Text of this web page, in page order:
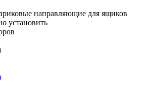
направляющие для ящиков
установить